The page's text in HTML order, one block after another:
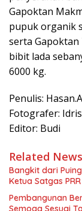
Gapoktan
pupuk organik
serta
bibit lada
6000 kg.
Penulis:
Fotografer: Idris
Editor: Budi
Related News
Bangkit dari
Ketua Satgas PRR
Pembangunan
Semoga Sesuai